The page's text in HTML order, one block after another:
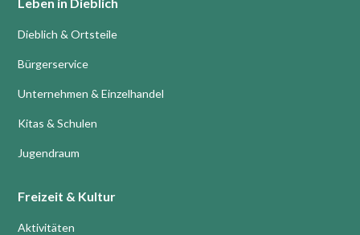
Dieblich & Ortsteile
Bürgerservice
Unternehmen & Einzelhandel
Kitas & Schulen
Jugendraum
Freizeit & Kultur
Aktivitäten